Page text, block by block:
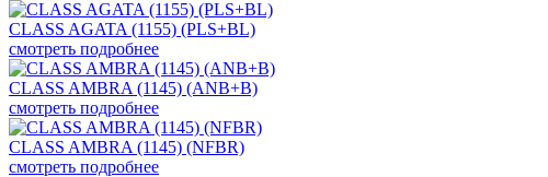
CLASS AGATA (1155) (PLS+BL)
смотреть подробнее
CLASS AMBRA (1145) (ANB+B)
смотреть подробнее
CLASS AMBRA (1145) (NFBR)
смотреть подробнее